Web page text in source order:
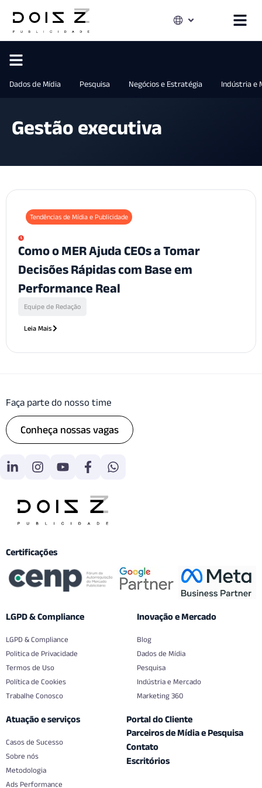
Dados de Mídia Pesquisa Negócios e Estratégia Indústria e
Gestão executiva
Tendências de Mídia e Publicidade
Como o MER Ajuda CEOs a Tomar
Decisões Rápidas com Base em
Performance Real
Equipe de Redação
Leia Mais
Faça parte do nosso time
Conheça nossas vagas
Certificações
LGPD & Compliance
LGPD & Compliance
Politica de Privacidade
Termos de Uso
Política de Cookies
Trabalhe Conosco
Inovação e Mercado
Blog
Dados de Mídia
Pesquisa
Indústria e Mercado
Marketing 360
Atuação e serviços
Casos de Sucesso
Sobre nós
Metodologia
Ads Performance
Portal do Cliente
Parceiros de Mídia e Pesquisa
Contato
Escritórios